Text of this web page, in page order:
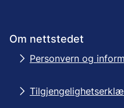
Om nettstedet
Personvern og